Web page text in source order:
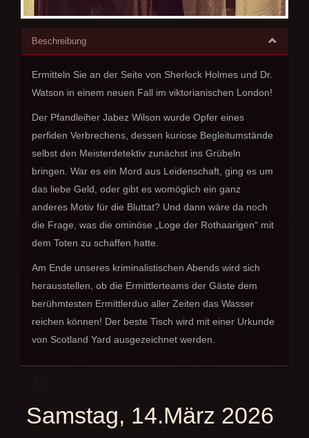
Beschreibung
Ermitteln Sie an der Seite von Sherlock Holmes und Dr.
Watson in einem neuen Fall im viktorianischen London!
Der Pfandleiher Jabez Wilson wurde Opfer eines
perfiden Verbrechens, dessen kuriose Begleitumstände
selbst den Meisterdetektiv zunächst ins Grübeln
bringen. War es ein Mord aus Leidenschaft, ging es um
das liebe Geld, oder gibt es womöglich ein ganz
anderes Motiv für die Bluttat? Und dann wäre da noch
die Frage, was die ominöse „Loge der Rothaarigen“ mit
dem Toten zu schaffen hatte.
Am Ende unseres kriminalistischen Abends wird sich
herausstellen, ob die Ermittlerteams der Gäste dem
berühmtesten Ermittlerduo aller Zeiten das Wasser
reichen können! Der beste Tisch wird mit einer Urkunde
von Scotland Yard ausgezeichnet werden.
Samstag, 14.März 2026